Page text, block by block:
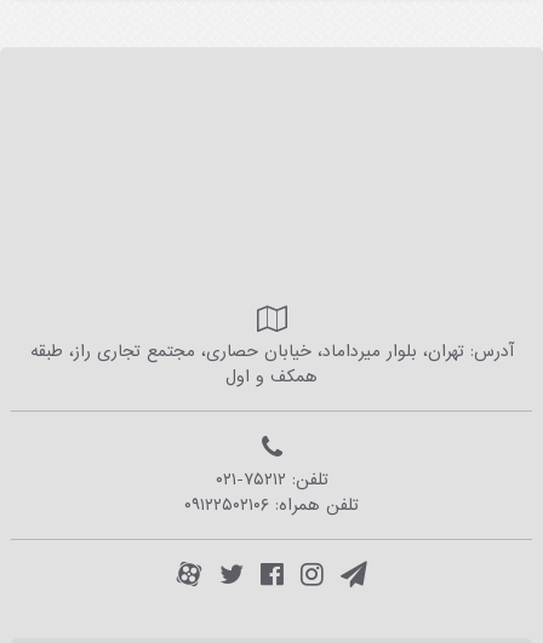
آدرس: تهران، بلوار میرداماد، خیابان حصاری، مجتمع تجاری راز، طبقه
همکف و اول
تلفن: ۰۲۱-۷۵۲۱۲
تلفن همراه: ۰۹۱۲۲۵۰۲۱۰۶